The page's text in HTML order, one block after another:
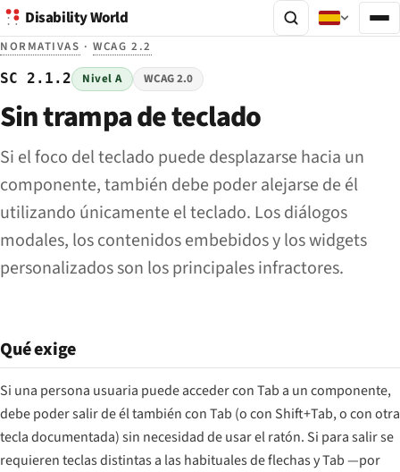
Disability World
NORMATIVAS ·WCAG 2.2
SC 2.1.2 Nivel A WCAG 2.0
Sin trampa de teclado
Si el foco del teclado puede desplazarse hacia un
componente, también debe poder alejarse de él
utilizando únicamente el teclado. Los diálogos
modales, los contenidos embebidos y los widgets
personalizados son los principales infractores.
Qué exige
Si una persona usuaria puede acceder con Tab a un componente,
debe poder salir de él también con Tab (o con Shift+Tab, o con otra
tecla documentada) sin necesidad de usar el ratón. Si para salir se
requieren teclas distintas a las habituales de flechas y Tab —por